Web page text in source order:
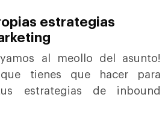
estrategias
al meollo del asunto!
tienes que hacer para
estrategias de inbound